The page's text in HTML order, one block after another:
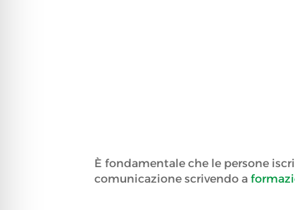
È fondamentale che le persone
comunicazione scrivendo a